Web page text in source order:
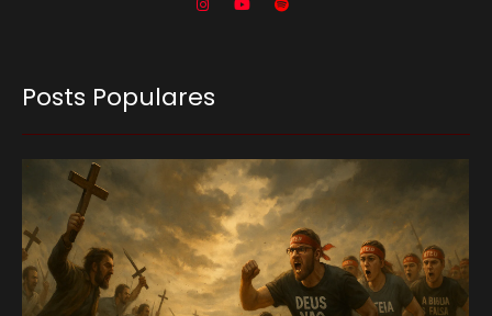
Posts Populares